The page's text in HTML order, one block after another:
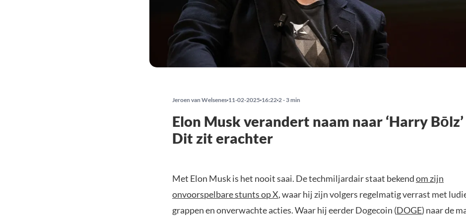
Jeroen van Welsenes 11-02-2025 16:22 2 - 3 min
Elon Musk verandert naam naar ‘Harry Bōlz’
Dit zit erachter
Met Elon Musk is het nooit saai. De techmiljardair staat bekendom zijn
onvoorspelbare stunts op X, waar hij zijn volgers regelmatig verrast met
grappen en onverwachte acties. Waar hij eerder Dogecoin (DOGE) naar de